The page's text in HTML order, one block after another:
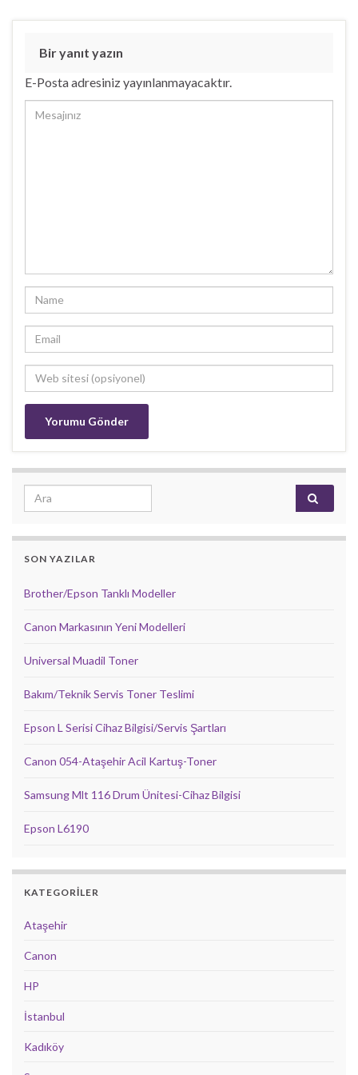
Bir yanıt yazın
E-Posta adresiniz yayınlanmayacaktır.
Search for:
SON YAZILAR
Brother/Epson Tanklı Modeller
Canon Markasının Yeni Modelleri
Universal Muadil Toner
Bakım/Teknik Servis Toner Teslimi
Epson L Serisi Cihaz Bilgisi/Servis Şartları
Canon 054-Ataşehir Acil Kartuş-Toner
Samsung Mlt 116 Drum Ünitesi-Cihaz Bilgisi
Epson L6190
KATEGORILER
Ataşehir
Canon
HP
İstanbul
Kadıköy